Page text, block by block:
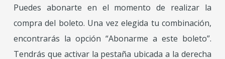
Puedes abonarte en el momento de realizar la
compra del boleto. Una vez elegida tu combinación,
encontrarás la opción “Abonarme a este boleto”.
Tendrás que activar la pestaña ubicada a la derecha